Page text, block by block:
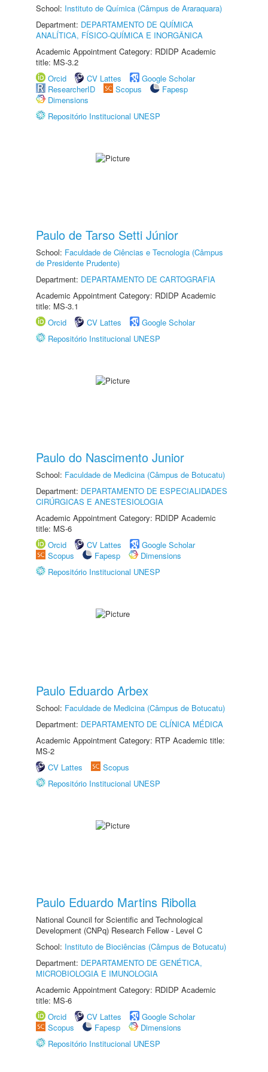
School: Instituto de Química (Câmpus de Araraquara)
Department: DEPARTAMENTO DE QUÍMICA
ANALÍTICA, FÍSICO-QUÍMICA E INORGÂNICA
Academic Appointment Category: RDIDP Academic
title: MS-3.2
Orcid
CV Lattes
Google Scholar
ResearcherID
Scopus
Fapesp
Dimensions
Repositório Institucional UNESP
Paulo de Tarso Setti Júnior
School: Faculdade de Ciências e Tecnologia (Câmpus
de Presidente Prudente)
Department: DEPARTAMENTO DE CARTOGRAFIA
Academic Appointment Category: RDIDP Academic
title: MS-3.1
Orcid
CV Lattes
Google Scholar
Repositório Institucional UNESP
Paulo do Nascimento Junior
School: Faculdade de Medicina (Câmpus de Botucatu)
Department: DEPARTAMENTO DE ESPECIALIDADES
CIRÚRGICAS E ANESTESIOLOGIA
Academic Appointment Category: RDIDP Academic
title: MS-6
Orcid
CV Lattes
Google Scholar
Scopus
Fapesp
Dimensions
Repositório Institucional UNESP
Paulo Eduardo Arbex
School: Faculdade de Medicina (Câmpus de Botucatu)
Department: DEPARTAMENTO DE CLÍNICA MÉDICA
Academic Appointment Category: RTP Academic title:
MS-2
CV Lattes
Scopus
Repositório Institucional UNESP
Paulo Eduardo Martins Ribolla
National Council for Scientific and Technological
Development (CNPq) Research Fellow - Level C
School: Instituto de Biociências (Câmpus de Botucatu)
Department: DEPARTAMENTO DE GENÉTICA,
MICROBIOLOGIA E IMUNOLOGIA
Academic Appointment Category: RDIDP Academic
title: MS-6
Orcid
CV Lattes
Google Scholar
Scopus
Fapesp
Dimensions
Repositório Institucional UNESP